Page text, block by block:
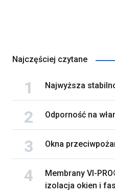
Najczęściej czytane
Najwyższa
Odporność na
Okna
Membrany VI-
izolacja okien i